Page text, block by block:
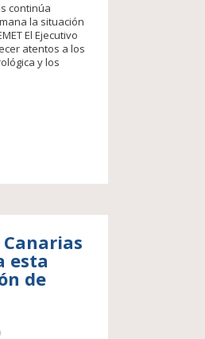
continúa
la situación
El Ejecutivo
atentos a los
y los
Canarias
esta
de